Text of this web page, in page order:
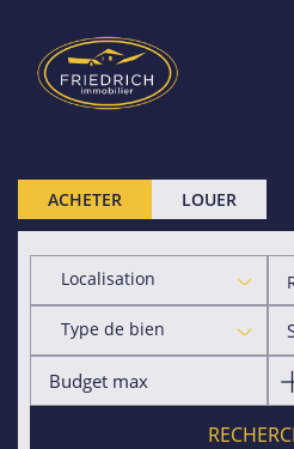
ACHETER LOUER
Localisation
Type de bien